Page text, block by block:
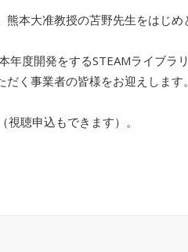
本大准教授の苫野先生をはじ
年度開発をするSTEAMライブラ
く事業者の皆様をお迎えします。
聴申込もできます）。